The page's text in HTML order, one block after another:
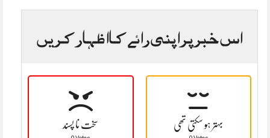
اس خبر پر اپنی رائے کا اظہار کریں
سخت نا پسند بہتر ہو سکتی تھی